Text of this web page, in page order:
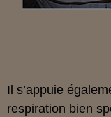
Il s’appuie
respiration bien